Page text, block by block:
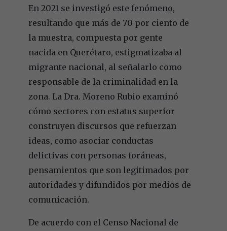
En 2021 se investigó este fenómeno,
resultando que más de 70 por ciento de
la muestra, compuesta por gente
nacida en Querétaro, estigmatizaba al
migrante nacional, al señalarlo como
responsable de la criminalidad en la
zona. La Dra. Moreno Rubio examinó
cómo sectores con estatus superior
construyen discursos que refuerzan
ideas, como asociar conductas
delictivas con personas foráneas,
pensamientos que son legitimados por
autoridades y difundidos por medios de
comunicación.
De acuerdo con el Censo Nacional de